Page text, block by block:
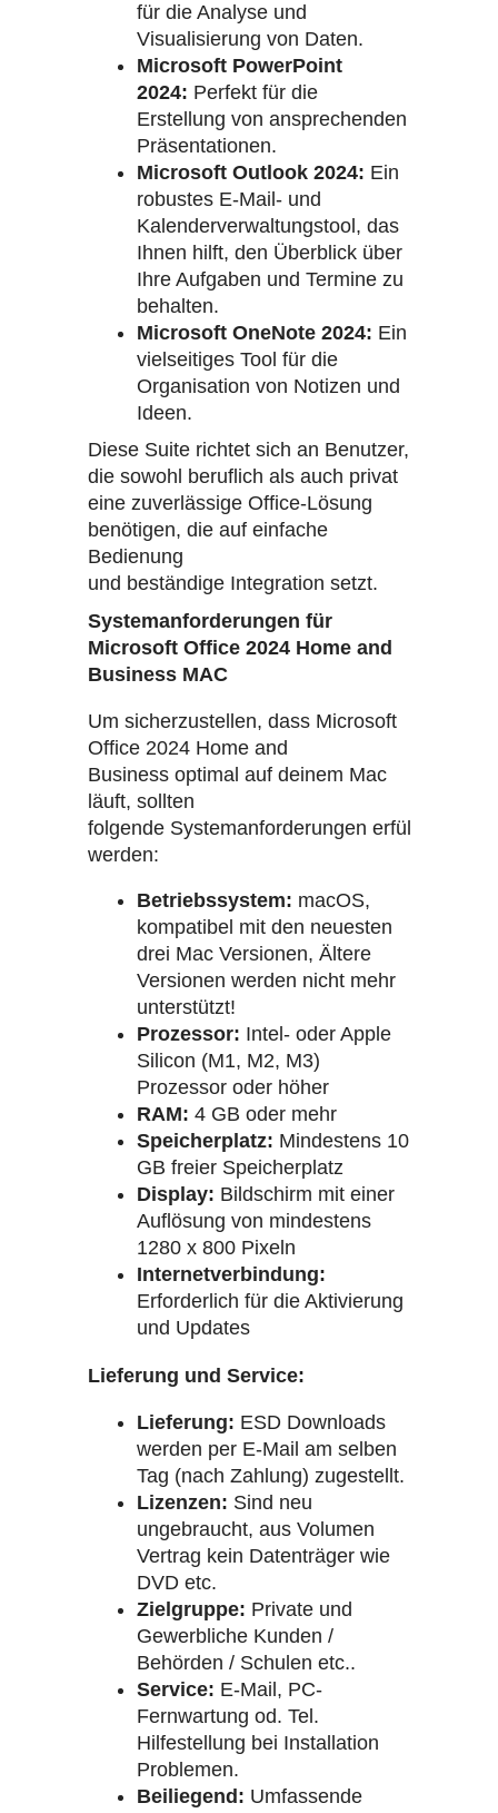
für die Analyse und
Visualisierung von Daten.
Microsoft PowerPoint
2024: Perfekt für die
Erstellung von ansprechenden
Präsentationen.
Microsoft Outlook 2024: Ein
robustes E-Mail- und
Kalenderverwaltungstool, das
Ihnen hilft, den Überblick über
Ihre Aufgaben und Termine zu
behalten.
Microsoft OneNote 2024: Ein
vielseitiges Tool für die
Organisation von Notizen und
Ideen.
Diese Suite richtet sich an Benutzer,
die sowohl beruflich als auch privat
eine zuverlässige Office-Lösung
benötigen, die auf einfache
Bedienung
und beständige Integration setzt.
Systemanforderungen für
Microsoft Office 2024 Home and
Business MAC
Um sicherzustellen, dass Microsoft
Office 2024 Home and
Business optimal auf deinem Mac
läuft, sollten
folgende Systemanforderungen erfüllt
werden:
Betriebssystem: macOS,
kompatibel mit den neuesten
drei Mac Versionen, Ältere
Versionen werden nicht mehr
unterstützt!
Prozessor: Intel- oder Apple
Silicon (M1, M2, M3)
Prozessor oder höher
RAM: 4 GB oder mehr
Speicherplatz: Mindestens 10
GB freier Speicherplatz
Display: Bildschirm mit einer
Auflösung von mindestens
1280 x 800 Pixeln
Internetverbindung:
Erforderlich für die Aktivierung
und Updates
Lieferung und Service:
Lieferung: ESD Downloads
werden per E-Mail am selben
Tag (nach Zahlung) zugestellt.
Lizenzen: Sind neu
ungebraucht, aus Volumen
Vertrag kein Datenträger wie
DVD etc.
Zielgruppe: Private und
Gewerbliche Kunden /
Behörden / Schulen etc..
Service: E-Mail, PC-
Fernwartung od. Tel.
Hilfestellung bei Installation
Problemen.
Beiliegend: Umfassende